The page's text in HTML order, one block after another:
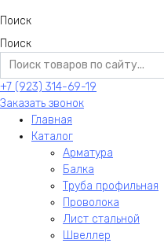
Поиск
Поиск
+7 (923) 314-69-19
Заказать звонок
Главная
Каталог
Арматура
Балка
Труба профильная
Проволока
Лист стальной
Швеллер